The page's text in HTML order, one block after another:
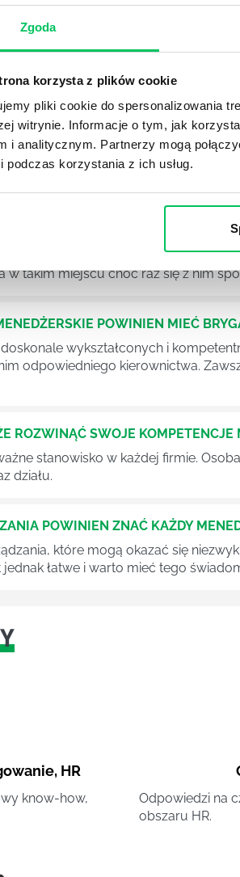
Zgoda
korzysta z plików cookie
pliki cookie do spersonalizowania
witrynie. Informacje o tym, jak
i analitycznym. Partnerzy mogą
podczas korzystania z ich usług.
ARTYKUŁY
PROJEKTOWYCH W
zarządzanie projektami) to szereg
Zajmują się nim osoby wchodzące
przedsiębiorstw.
PRACOWNICY
w każdej większej (i mniejszej)
w takim miejscu choć raz się z nim
POWINIEN MIEĆ
doskonale wykształconych i
odpowiedniego kierownictwa.
ROZWINĄĆ SWOJE KOMPETENCJE
stanowisko w każdej firmie.
działu.
POWINIEN ZNAĆ KAŻDY
które mogą okazać się
łatwe i warto mieć tego
, HR
know-how,
Odpowiedzi na
obszaru HR.